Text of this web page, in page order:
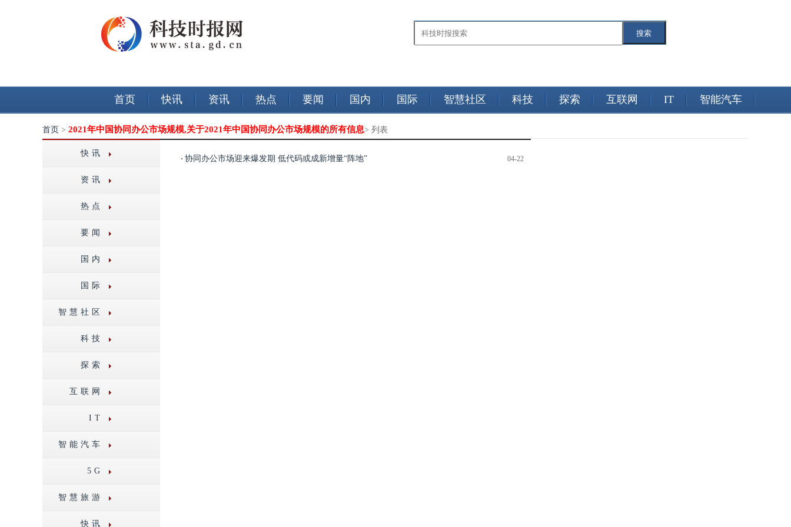
搜索
首页 快讯 资讯 热点 要闻 国内 国际 智慧社区 科技 探索 互联网 IT 智能汽车
首页 > 2021年中国协同办公市场规模,关于2021年中国协同办公市场规模的所有信息> 列表
快讯
资讯
热点
要闻
国内
国际
智慧社区
科技
探索
互联网
IT
智能汽车
5G
智慧旅游
快讯
04-22
协同办公市场迎来爆发期 低代码或成新增量“阵地”